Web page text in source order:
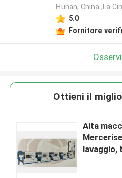
Hunan, China ,La
5.0
Fornitore
Ottieni il
Alta
lavaggio,